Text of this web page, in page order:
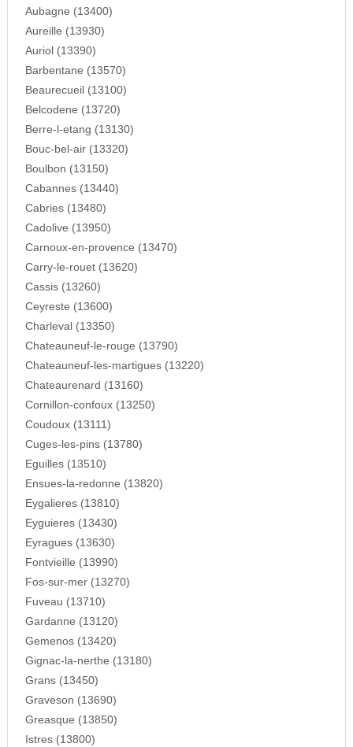
Aubagne (13400)
Aureille (13930)
Auriol (13390)
Barbentane (13570)
Beaurecueil (13100)
Belcodene (13720)
Berre-l-etang (13130)
Bouc-bel-air (13320)
Boulbon (13150)
Cabannes (13440)
Cabries (13480)
Cadolive (13950)
Carnoux-en-provence (13470)
Carry-le-rouet (13620)
Cassis (13260)
Ceyreste (13600)
Charleval (13350)
Chateauneuf-le-rouge (13790)
Chateauneuf-les-martigues (13220)
Chateaurenard (13160)
Cornillon-confoux (13250)
Coudoux (13111)
Cuges-les-pins (13780)
Eguilles (13510)
Ensues-la-redonne (13820)
Eygalieres (13810)
Eyguieres (13430)
Eyragues (13630)
Fontvieille (13990)
Fos-sur-mer (13270)
Fuveau (13710)
Gardanne (13120)
Gemenos (13420)
Gignac-la-nerthe (13180)
Grans (13450)
Graveson (13690)
Greasque (13850)
Istres (13800)